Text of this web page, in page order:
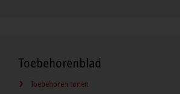
Toebehorenblad
Toebehoren tonen